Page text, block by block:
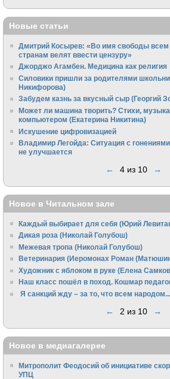
Новые статьи
Дмитрий Косырев: «Во имя свободы всем
странам велят ввести цензуру»
Джорджо Агамбен. Медицина как религия
Силовики пришли за родителями
Никифорова)
Забудем казнь за вкусный сыр (Георгий
Может ли машина творить? Стихи,
компьютером (Екатерина Никитина)
Искушение цифровизацией
Владимир Легойда: Ситуация с
не улучшается
← 4 из 10 →
Новое в Читальном зале
Каждый выбирает для себя (Юрий
Дикая роза (Николай Голубош)
Межевая тропа (Николай Голубош)
Ветеринария (Иеромонах Роман
Художник с яблоком в руке (Елена
Наш класс пошёл в поход. Кошмар
Я санкций жду – за то, что всем народом...
← 2 из 10 →
Новое в медиагалерее
Митрополит Феодосий об инициативе
УПЦ